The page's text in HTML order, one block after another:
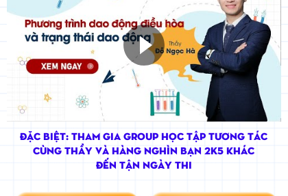
ĐẶC BIỆT: THAM GIA GROUP HỌC TẬP TƯƠNG TÁC CÙNG
THẦY VÀ HÀNG NGHÌN BẠN 2K5 KHÁC ĐẾN TẬN NGÀY THI
Đặc biệt: Tham gia group học tập tương tác
cùng thầy và hàng nghìn bạn 2K5 khác
đến tận ngày thi